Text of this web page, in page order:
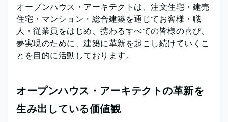
オープンハウス・アーキテクトは、注文住宅・建売
住宅・マンション・総合建築を通じてお客様・職
人・従業員をはじめ、携わるすべての皆様の喜び、
夢実現のために、建築に革新を起こし続けていくこ
とを目的に活動しております。
オープンハウス・アーキテクトの革新を
生み出している価値観